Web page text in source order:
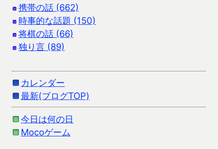
携帯の話 (662)
時事的な話題 (150)
将棋の話 (66)
独り言 (89)
カレンダー
最新(ブログTOP)
今日は何の日
Mocoゲーム